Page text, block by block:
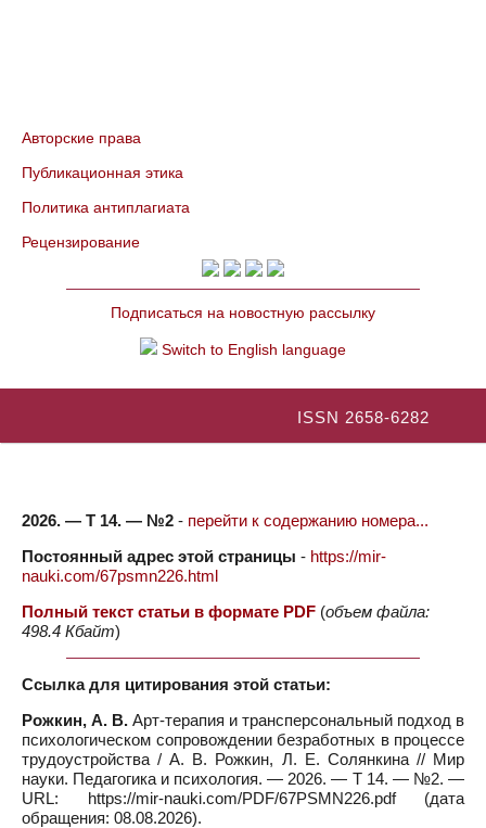
Авторские права
Публикационная этика
Политика антиплагиата
Рецензирование
Подписаться на новостную рассылку
Switch to English language
ISSN 2658-6282
2026. — Т 14. — №2 - перейти к содержанию номера...
Постоянный адрес этой страницы - https://mir-
nauki.com/67psmn226.html
Полный текст статьи в формате PDF (объем файла:
498.4 Кбайт)
Ссылка для цитирования этой статьи:
Рожкин, А. В. Арт-терапия и трансперсональный подход в
психологическом сопровождении безработных в процессе
трудоустройства / А. В. Рожкин, Л. Е. Солянкина // Мир
науки. Педагогика и психология. — 2026. — Т 14. — №2. —
URL: https://mir-nauki.com/PDF/67PSMN226.pdf (дата
обращения: 08.08.2026).